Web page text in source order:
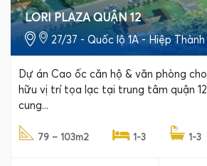
LORI PLAZA QUẬN 12
27/37 - Quốc lộ 1A - Hiệp Thành
Dự án Cao ốc căn hộ & văn phòng
hữu vị trí tọa lạc tại trung tâm quận
cung...
79 – 103m2 1-3 1-3